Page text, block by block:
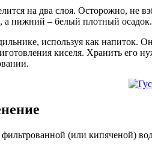
на два слоя. Осторожно,
а нижний – белый плотный осадок.
используя как
киселя. Хранить
фильтрованной (или кипяченой)